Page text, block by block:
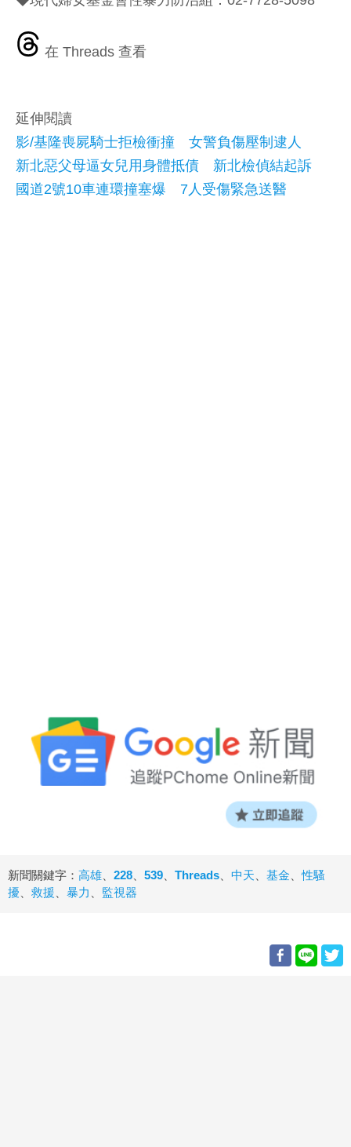
在 Threads 查看
延伸閱讀
影/基隆喪屍騎士拒檢衝撞 女警負傷壓制逮人
新北惡父母逼女兒用身體抵債 新北檢偵結起訴
國道2號10車連環撞塞爆 7人受傷緊急送醫
新聞關鍵字： 高雄 228 539 Threads 中天 基金 、性騷
擾
救援 暴力 監視器